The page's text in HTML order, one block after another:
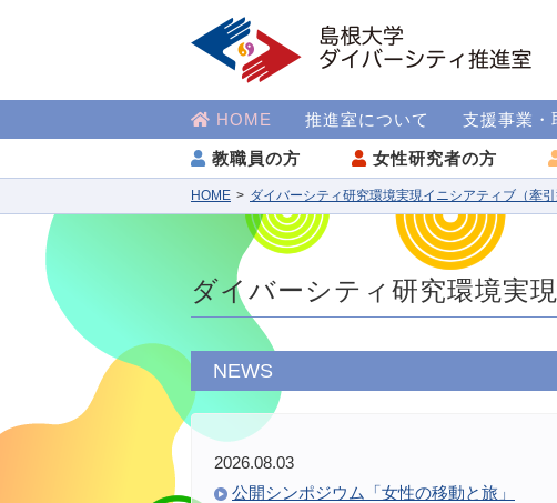
HOME 推進室について 支援事業・
教職員の方 女性研究者の方
HOME ダイバーシティ研究環境実現イニシアティブ（牽引
ダイバーシティ研究環境実
NEWS
2026.08.03
公開シンポジウム「女性の移動と旅」